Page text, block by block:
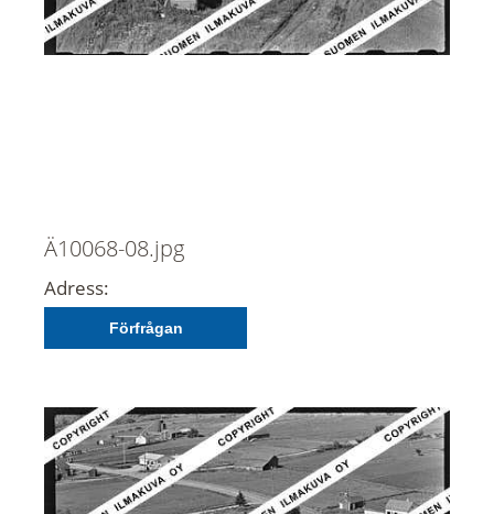
Ä10068-08.jpg
Adress:
Förfrågan